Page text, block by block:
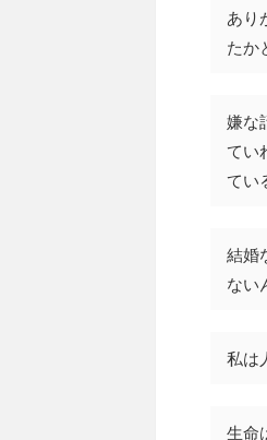
あり
たか
嫌な
てい
てい
結婚
ない
私は
生命